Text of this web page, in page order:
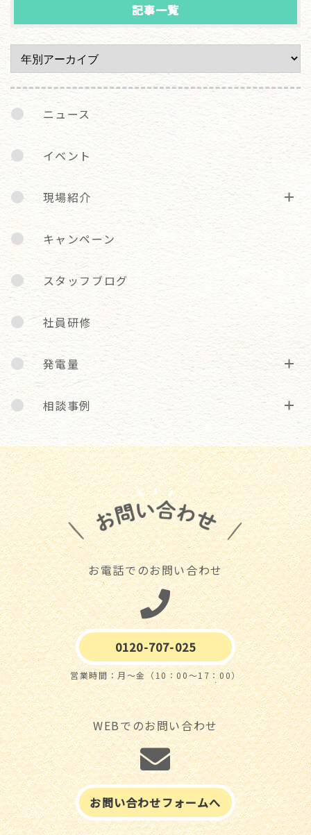
ニュース
イベント
現場紹介
キャンペーン
スタッフブログ
社員研修
発電量
相談事例
記事一覧
お電話でのお問い合わせ
0120-707-025
営業時間：月～金（10：00～17：00）
WEBでのお問い合わせ
お問い合わせフォームへ